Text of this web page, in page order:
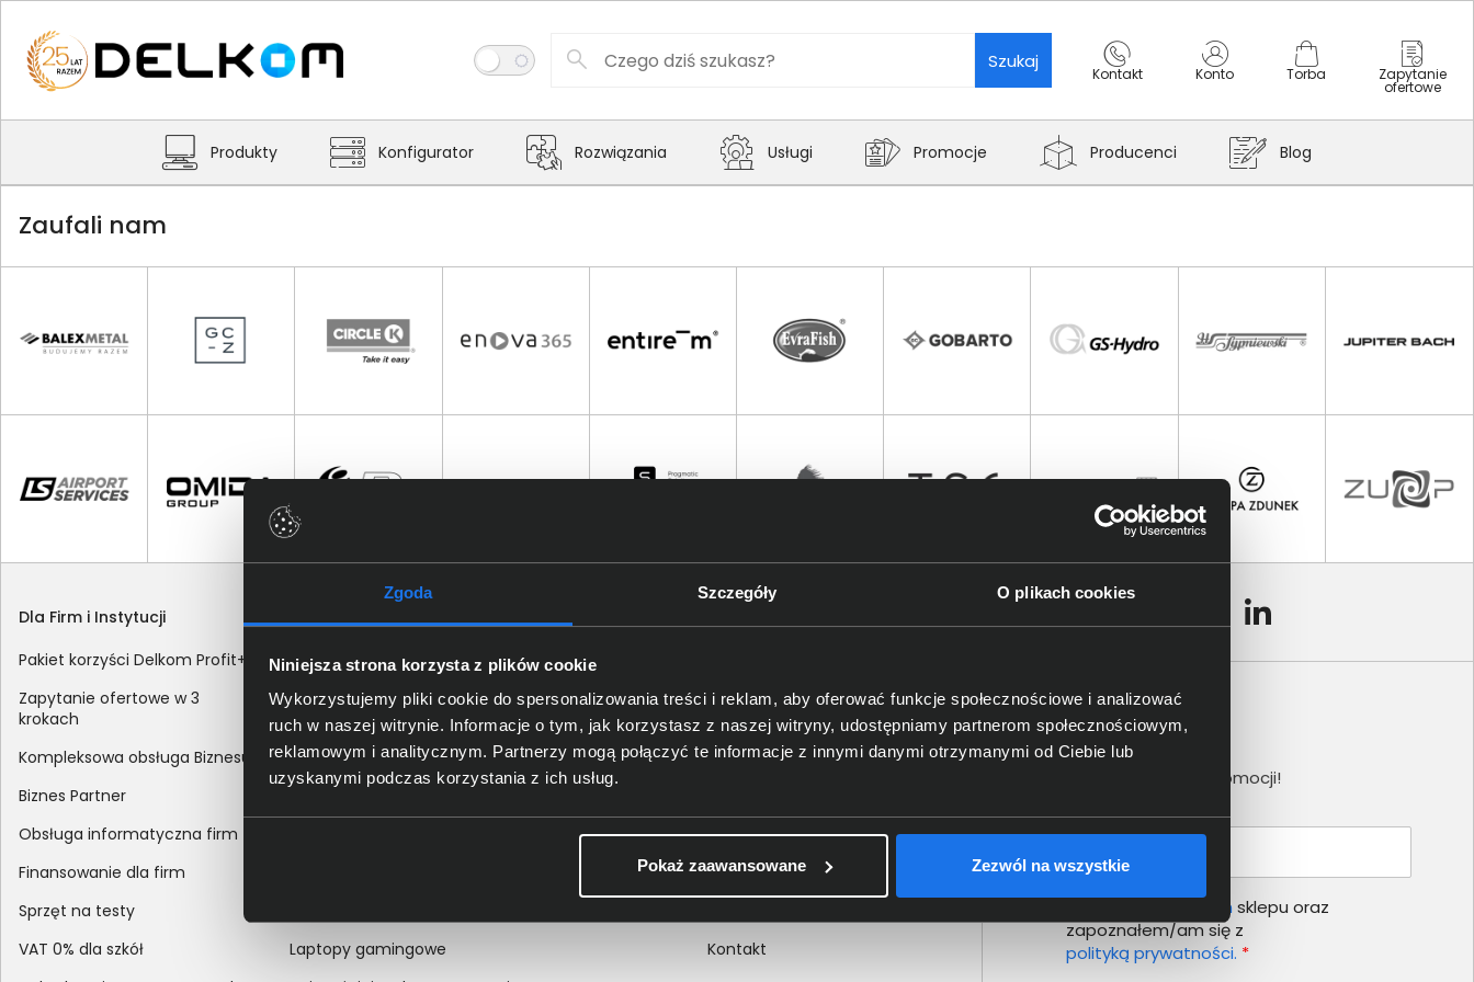
Zgoda Szczegóły O plikach cookies
Niniejsza strona korzysta z plików cookie
Wykorzystujemy pliki cookie do spersonalizowania treści i reklam, aby oferować funkcje społecznościowe i analizować
ruch w naszej witrynie. Informacje o tym, jak korzystasz z naszej witryny, udostępniamy partnerom społecznościowym,
reklamowym i analitycznym. Partnerzy mogą połączyć te informacje z innymi danymi otrzymanymi od Ciebie lub
uzyskanymi podczas korzystania z ich usług.
Pokaż zaawansowane Zezwól na wszystkie
Szukaj
Kontakt Konto Torba Zapytanie
ofertowe
Produkty Konfigurator Rozwiązania Usługi Promocje Producenci Blog
Zaufali nam
Dla Firm i Instytucji
Pakiet korzyści Delkom Profit+
Zapytanie ofertowe w 3
krokach
Kompleksowa obsługa Biznesu
Biznes Partner
Obsługa informatyczna firm
Finansowanie dla firm
Sprzęt na testy
VAT 0% dla szkół
Zakupy
Sposoby dostawy
Metody płatności
Zakup z dofinansowaniem
Odroczony termin płatności
Korekta danych nabywcy na dokumencie
Laptopy gamingowe
Certyfikaty i autoryzacje
Nagrody i wyróżnienia
Polityka prywatności
wewnętrznych
Kontakt
Newsletter
Nie przegap żadnej promocji!
regulamin sklepu oraz
zapoznałem/am się z
polityką prywatności. *